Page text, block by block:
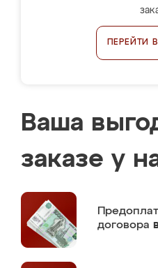
ПЕРЕЙТИ
Ваша
заказе у
договора